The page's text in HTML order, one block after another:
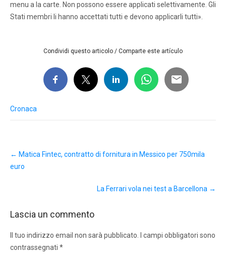
menu a la carte. Non possono essere applicati selettivamente. Gli
Stati membri li hanno accettati tutti e devono applicarli tutti».
Condividi questo articolo / Comparte este artículo
Cronaca
navigation
← Matica Fintec, contratto di fornitura in Messico per 750mila
euro
La Ferrari vola nei test a Barcellona →
Lascia un commento
Il tuo indirizzo email non sarà pubblicato.
I campi obbligatori sono
contrassegnati *